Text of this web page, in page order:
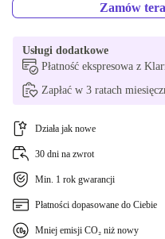
Zamów
Usługi dodatkowe
Płatność ekspresowa z
Zapłać w 3 ratach
Działa jak nowe
30 dni na zwrot
Min. 1 rok gwarancji
Płatności dopasowane do Ciebie
Mniej emisji CO₂ niż nowy